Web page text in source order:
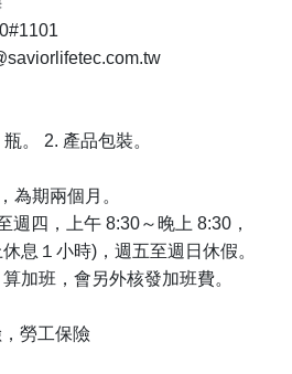
瓶。 2. 產品包裝。
為期兩個月。
週四，上午 8:30～晚上 8:30 ，
息１小時) ，週五至週日休假。
加班，會另外核發加班費。
勞工保險